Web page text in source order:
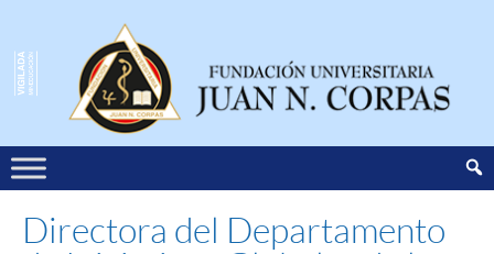
Directora del Departamento